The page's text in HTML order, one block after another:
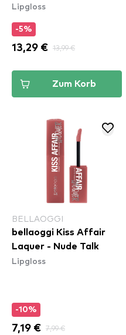
Stain - 11 Red-y Set
Lipgloss
-5%
13,29 € 13,99 €
Zum Korb
BELLAOGGI
bellaoggi Kiss Affair
Laquer - Nude Talk
Lipgloss
-10%
7,19 € 7,99 €